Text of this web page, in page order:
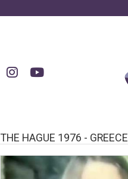
THE HAGUE 1976 - GREECE